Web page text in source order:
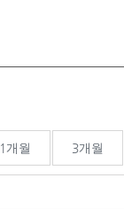
1개월 3개월